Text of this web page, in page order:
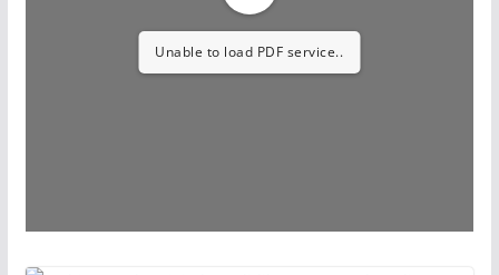
Unable to load PDF service..